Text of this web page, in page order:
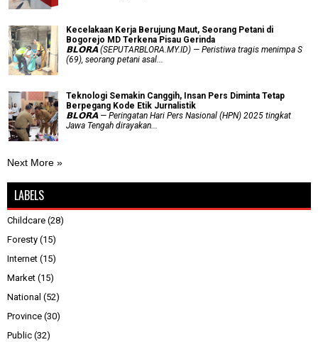
Kecelakaan Kerja Berujung Maut, Seorang Petani di
Bogorejo MD Terkena Pisau Gerinda
𝗕𝗟𝗢𝗥𝗔 (SEPUTARBLORA.MY.ID) — Peristiwa tragis menimpa S
(69), seorang petani asal...
Teknologi Semakin Canggih, Insan Pers Diminta Tetap
Berpegang Kode Etik Jurnalistik
𝗕𝗟𝗢𝗥𝗔 — Peringatan Hari Pers Nasional (HPN) 2025 tingkat
Jawa Tengah dirayakan...
Next More »
LABELS
Childcare (28)
Foresty (15)
Internet (15)
Market (15)
National (52)
Province (30)
Public (32)